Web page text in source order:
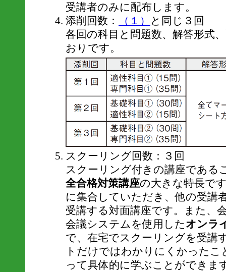
受講者のみに配布します。
添削回数：
（１）
と同じ３回
各回の科目と問題数、解答形式
おりです。
スクーリング回数：３回
スクーリング付きの講座である
全合格対策講座の大きな特長で
に集合していただき、他の受講
受講する対面講座です。また、
会議システムを使用したオンラ
で、在宅でスクーリングを受講
トだけではわかりにくかった
って具体的に学ぶことができま